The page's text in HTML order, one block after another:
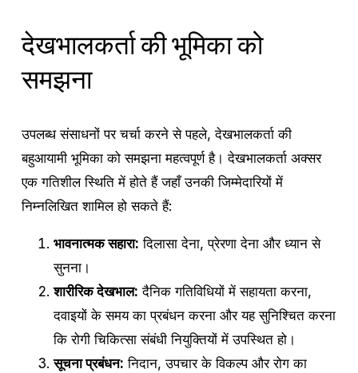
देखभालकर्ता की भूमिका को
समझना
उपलब्ध संसाधनों पर चर्चा करने से पहले, देखभालकर्ता की
बहुआयामी भूमिका को समझना महत्वपूर्ण है। देखभालकर्ता अक्सर
एक गतिशील स्थिति में होते हैं जहाँ उनकी जिम्मेदारियों में
निम्नलिखित शामिल हो सकते हैं:
भावनात्मक सहारा: दिलासा देना, प्रेरणा देना और ध्यान से
सुनना।
शारीरिक देखभाल: दैनिक गतिविधियों में सहायता करना,
दवाइयों के समय का प्रबंधन करना और यह सुनिश्चित करना
कि रोगी चिकित्सा संबंधी नियुक्तियों में उपस्थित हो।
सूचना प्रबंधन: निदान, उपचार के विकल्प और रोग का